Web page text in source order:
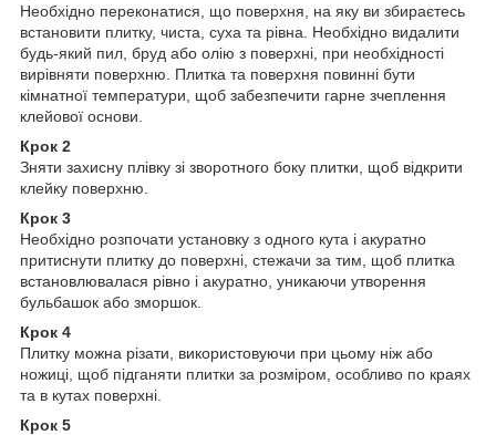
Необхідно переконатися, що поверхня, на яку ви збираєтесь
встановити плитку, чиста, суха та рівна. Необхідно видалити
будь-який пил, бруд або олію з поверхні, при необхідності
вирівняти поверхню. Плитка та поверхня повинні бути
кімнатної температури, щоб забезпечити гарне зчеплення
клейової основи.
Крок 2
Зняти захисну плівку зі зворотного боку плитки, щоб відкрити
клейку поверхню.
Крок 3
Необхідно розпочати установку з одного кута і акуратно
притиснути плитку до поверхні, стежачи за тим, щоб плитка
встановлювалася рівно і акуратно, уникаючи утворення
бульбашок або зморшок.
Крок 4
Плитку можна різати, використовуючи при цьому ніж або
ножиці, щоб підганяти плитки за розміром, особливо по краях
та в кутах поверхні.
Крок 5